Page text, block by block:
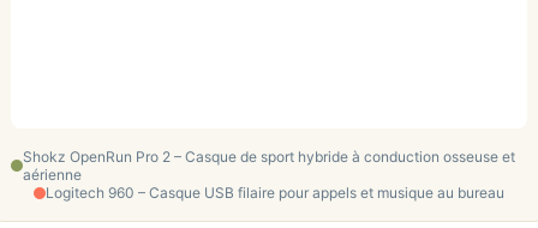
Shokz OpenRun Pro 2 – Casque de sport hybride à conduction osseuse et
aérienne
Logitech 960 – Casque USB filaire pour appels et musique au bureau